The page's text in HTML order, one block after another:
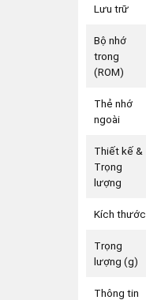
Lưu trữ
Bộ nhớ
trong
(ROM)
Thẻ nhớ
ngoài
Thiết kế &
Trọng
lượng
Kích thước
Trọng
lượng (g)
Thông tin